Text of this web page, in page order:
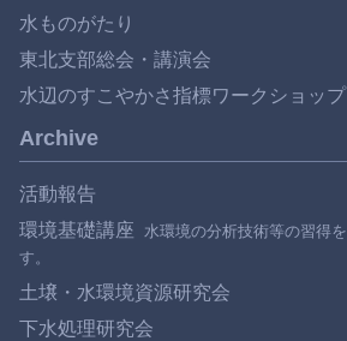
水ものがたり
東北支部総会・講演会
水辺のすこやかさ指標ワークショップ
Archive
活動報告
環境基礎講座
土壌・水環境資源研究会
下水処理研究会